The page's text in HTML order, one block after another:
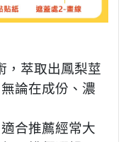
，萃取出鳳梨莖
論在成份、濃
合推薦經常大